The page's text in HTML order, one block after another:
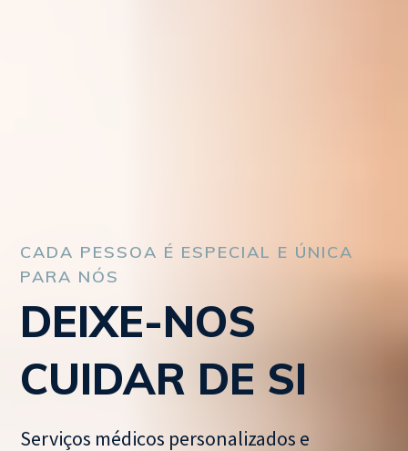
CADA PESSOA É ESPECIAL E ÚNICA
PARA NÓS
DEIXE-NOS
CUIDAR DE SI
Serviços médicos personalizados e